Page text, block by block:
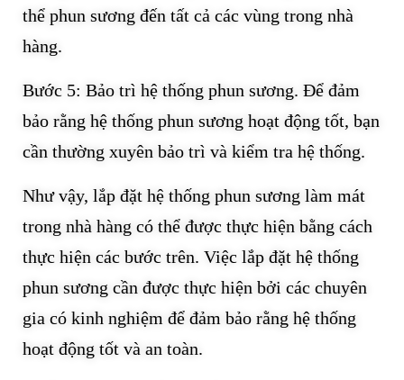
thể phun sương đến tất cả các vùng trong nhà
hàng.
Bước 5: Bảo trì hệ thống phun sương. Để đảm
bảo rằng hệ thống phun sương hoạt động tốt, bạn
cần thường xuyên bảo trì và kiểm tra hệ thống.
Như vậy, lắp đặt hệ thống phun sương làm mát
trong nhà hàng có thể được thực hiện bằng cách
thực hiện các bước trên. Việc lắp đặt hệ thống
phun sương cần được thực hiện bởi các chuyên
gia có kinh nghiệm để đảm bảo rằng hệ thống
hoạt động tốt và an toàn.